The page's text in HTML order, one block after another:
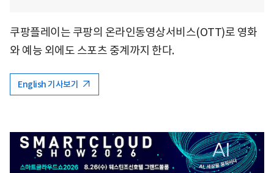
쿠팡플레이는 쿠팡의 온라인동영상서비스(OTT)로 영화
와 예능 외에도 스포츠 중계까지 한다.
English 기사보기